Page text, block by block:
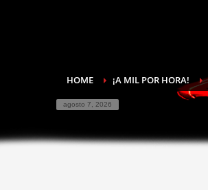
HOME ¡A MIL POR HORA!
agosto 7, 2026